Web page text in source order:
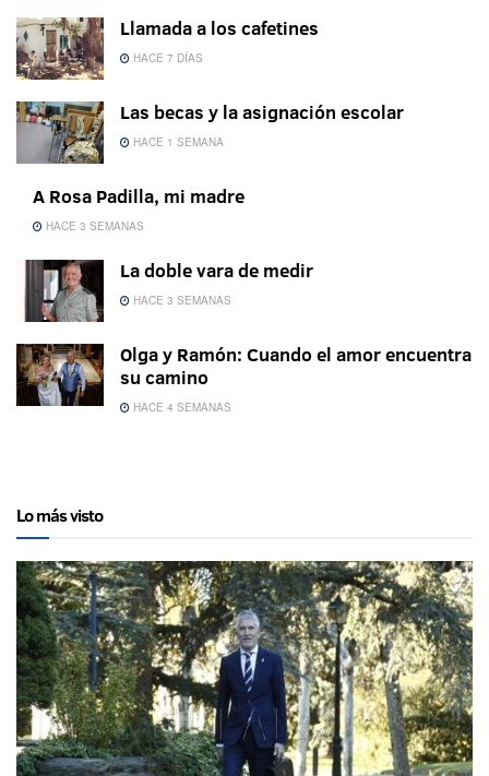
Llamada a los cafetines
HACE 7 DÍAS
Las becas y la asignación escolar
HACE 1 SEMANA
A Rosa Padilla, mi madre
HACE 3 SEMANAS
La doble vara de medir
HACE 3 SEMANAS
Olga y Ramón: Cuando el amor encuentra
su camino
HACE 4 SEMANAS
Lo más visto